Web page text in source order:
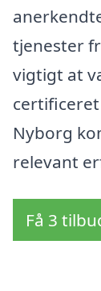
tjenester
vigtigt at
Nyborg
relevant
Få 3